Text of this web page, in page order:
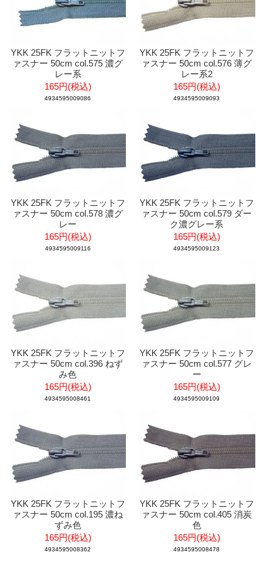
YKK 25FK フラットニットフ
ァスナー 50cm col.575 濃グ
レー系
165円(税込)
4934595009086
YKK 25FK フラットニットフ
ァスナー 50cm col.576 薄グ
レー系2
165円(税込)
4934595009093
YKK 25FK フラットニットフ
ァスナー 50cm col.578 濃グ
レー
165円(税込)
4934595009116
YKK 25FK フラットニットフ
ァスナー 50cm col.579 ダー
ク濃グレー系
165円(税込)
4934595009123
YKK 25FK フラットニットフ
ァスナー 50cm col.396 ねず
み色
165円(税込)
4934595008461
YKK 25FK フラットニットフ
ァスナー 50cm col.577 グレ
ー
165円(税込)
4934595009109
YKK 25FK フラットニットフ
ァスナー 50cm col.195 濃ね
ずみ色
165円(税込)
4934595008362
YKK 25FK フラットニットフ
ァスナー 50cm col.405 消炭
色
165円(税込)
4934595008478